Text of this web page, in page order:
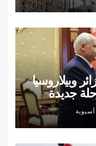
وبيلاروسيا
جديدة